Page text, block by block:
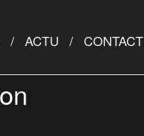
ACTU CONTACT